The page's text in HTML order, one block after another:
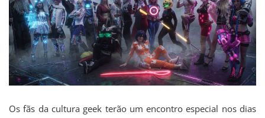
Os fãs da cultura geek terão um encontro especial nos dias